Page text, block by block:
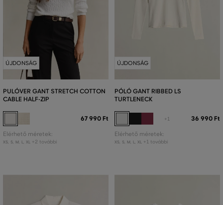
ÚJDONSÁG
PULÓVER GANT STRETCH COTTON
CABLE HALF-ZIP
67 990 Ft
Elérhető méretek:
XS, S, M L XL +2 további
ÚJDONSÁG
PÓLÓ GANT RIBBED LS
TURTLENECK
+1 36 990 Ft
Elérhető méretek:
XS, S, M L XL +1 további